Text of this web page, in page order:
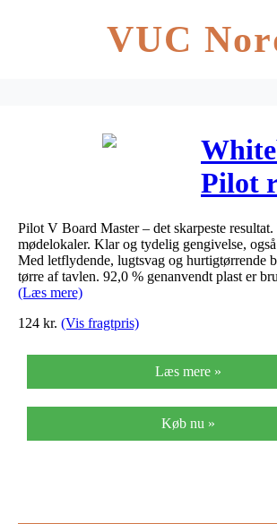
VUC
Pilot
Pilot V Board Master – det skarpeste
mødelokaler. Klar og tydelig gengivelse,
Med letflydende, lugtsvag og hurtigtørrende
tørre af tavlen. 92,0 % genanvendt plast er
(Læs mere)
124 kr. (Vis fragtpris)
Læs mere »
Køb nu »